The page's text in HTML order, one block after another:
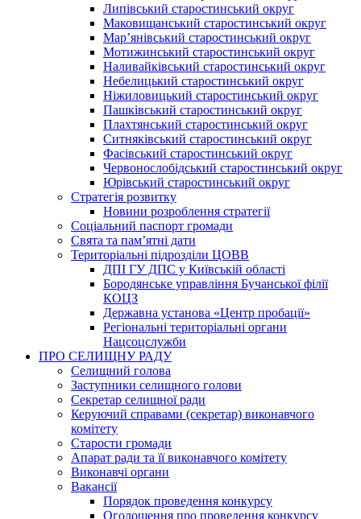
Липівський старостинський округ
Маковищанський старостинський округ
Мар’янівський старостинський округ
Мотижинський старостинський округ
Наливайківський старостинський округ
Небелицький старостинський округ
Ніжиловицький старостинський округ
Пашківський старостинський округ
Плахтянський старостинський округ
Ситняківський старостинський округ
Фасівський старостинський округ
Червонослобідський старостинський округ
Юрівський старостинський округ
Стратегія розвитку
Новини розроблення стратегії
Соціальний паспорт громади
Свята та пам’ятні дати
Територіальні підрозділи ЦОВВ
ДПІ ГУ ДПС у Київській області
Бородянське управління Бучанської філії
КОЦЗ
Державна установа «Центр пробації»
Регіональні територіальні органи
Нацсоцслужби
ПРО СЕЛИЩНУ РАДУ
Селищний голова
Заступники селищного голови
Секретар селищної ради
Керуючий справами (секретар) виконавчого
комітету
Старости громади
Апарат ради та її виконавчого комітету
Виконавчі органи
Вакансії
Порядок проведення конкурсу
Оголошення про проведення конкурсу